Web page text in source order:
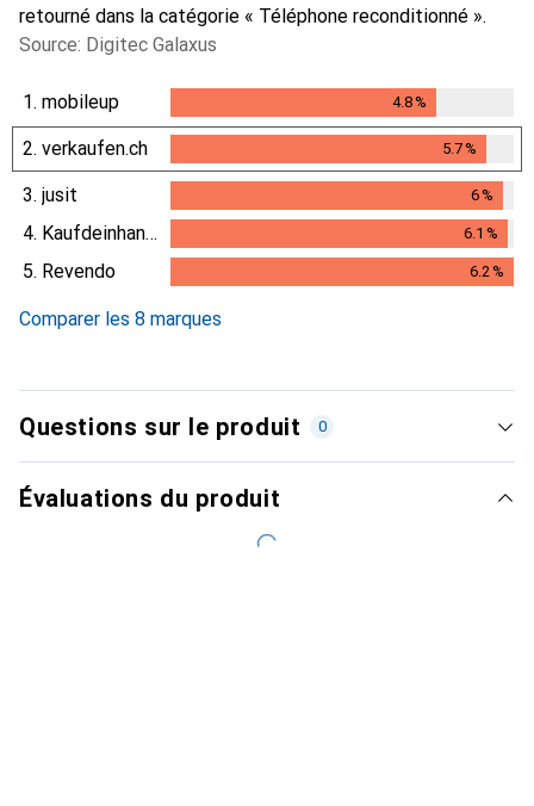
retourné dans la catégorie « Téléphone reconditionné ».
Source: Digitec Galaxus
1. mobileup 4.8%
2. verkaufen.ch 5.7%
5.7%
3. jusit 6%
6%
4. Kaufdeinhandy.ch 6.1 %
6.1%
5. Revendo 6.2 %
Comparer les 8 marques
Questions sur le produit 0
Évaluations du produit